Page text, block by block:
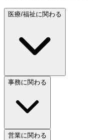
医療/福祉に関わる
事務に関わる
営業に関わる